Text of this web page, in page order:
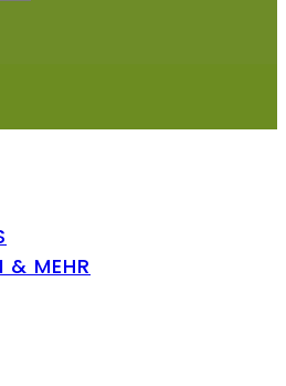
& MEHR